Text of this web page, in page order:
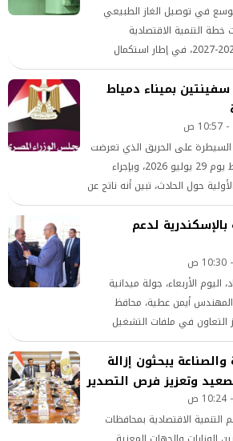
في توصيل الغاز الطبيعي
التنمية الاقتصادية
والاجتماعية للعام المالي 2026-2027، في إطار استكمال
ضمن المبادرة الرئاسية «حياة
الخدمات الأساسية المقدمة
مصادر الوقود التقليدية،
بما يدعم أهداف التنمية
بميناء دمياط
السيطرة على الحريق الذي تعرضت
له سفينتان في ميناء دمياط يوم 29 يوليو 2026، وبإجراء
حول الحادث، تبين أنه ناتج عن
مسئوليتها عن الواقعة
لدعم
الأربعاء، جولة ميدانية
المهندس أيمن عطية، محافظ
التعاون في ملفات التشغيل
والصناعة يبحثون إزالة
وتعزيز فرص التصدير
الاقتصادية بمحافظات